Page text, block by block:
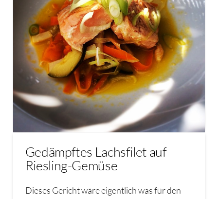
Gedämpftes Lachsfilet auf
Riesling-Gemüse
Dieses Gericht wäre eigentlich was für den